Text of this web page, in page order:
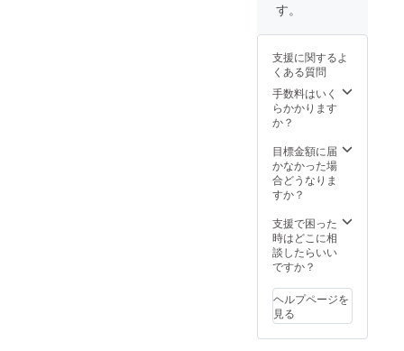
Bebado
sのHP
内『プ
ロジェ
クト支
援者一
前掲載
※支援
時、必
希望の
お名前
（HP掲
載用・
ネーム
可）を
ご記入
くださ
ます。
のメー
ル ・
Bebado
sのHP
クト支
援者一
覧』へ
※支援
時、必
ず備考
欄にご
お名前
（HP掲
載用・
ニック
す。
支援に関するよ
くある質問
手数料はいく
らかかります
か？
目標金額に届
かなかった場
合どうなりま
すか？
支援で困った
時はどこに相
談したらいい
ですか？
ヘルプページを
見る